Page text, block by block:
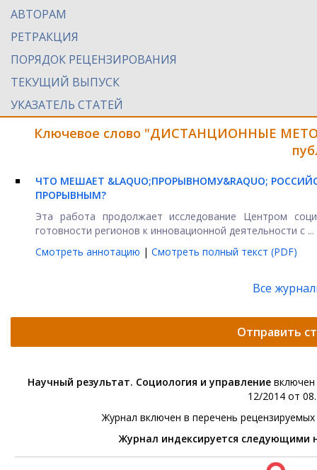
АВТОРАМ
РЕТРАКЦИЯ
ПОРЯДОК РЕЦЕНЗИРОВАНИЯ
ТЕКУЩИЙ ВЫПУСК
УКАЗАТЕЛЬ СТАТЕЙ
Ключевое слово "ДИСТАНЦИОННЫЕ
ЧТО МЕШАЕТ &LAQUO;ПРОРЫВНОМУ&RAQUO;
ПРОРЫВНЫМ?
Эта работа продолжает исследование Центром
готовности регионов к инновационной деятельности с ...
Смотреть аннотацию | Смотреть полный текст (PDF)
Все
Отправить
Научный результат. Социология и управление
12/2014 от
Журнал включен в перечень
Журнал индексируется